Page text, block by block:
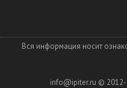
Вся информация носит
info@ipiter.ru ©